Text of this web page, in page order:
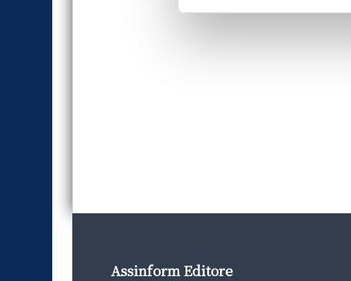
Assinform Editore